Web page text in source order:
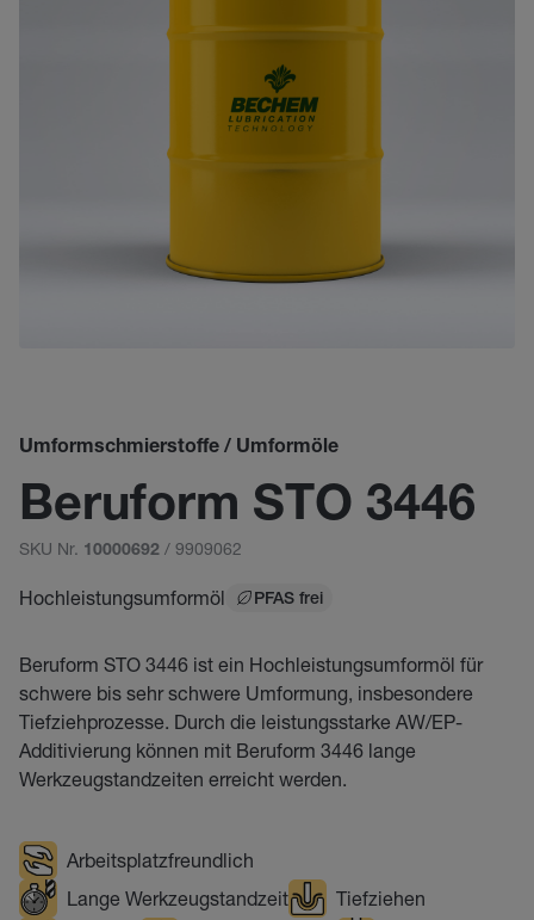
Umformschmierstoffe / Umformöle
Beruform STO 3446
SKU Nr. 10000692 / 9909062
Hochleistungsumformöl PFAS frei
Beruform STO 3446 ist ein Hochleistungsumformöl für
schwere bis sehr schwere Umformung, insbesondere
Tiefziehprozesse. Durch die leistungsstarke AW/EP-
Additivierung können mit Beruform 3446 lange
Werkzeugstandzeiten erreicht werden.
Arbeitsplatzfreundlich
Lange Werkzeugstandzeit
Tiefziehen